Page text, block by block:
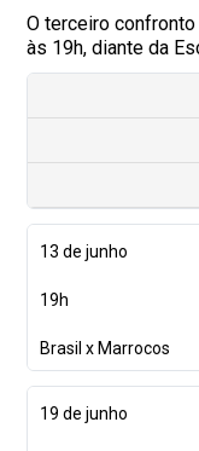
O terceiro
às 19h, diante da
13 de junho
19h
Brasil x Marrocos
19 de junho